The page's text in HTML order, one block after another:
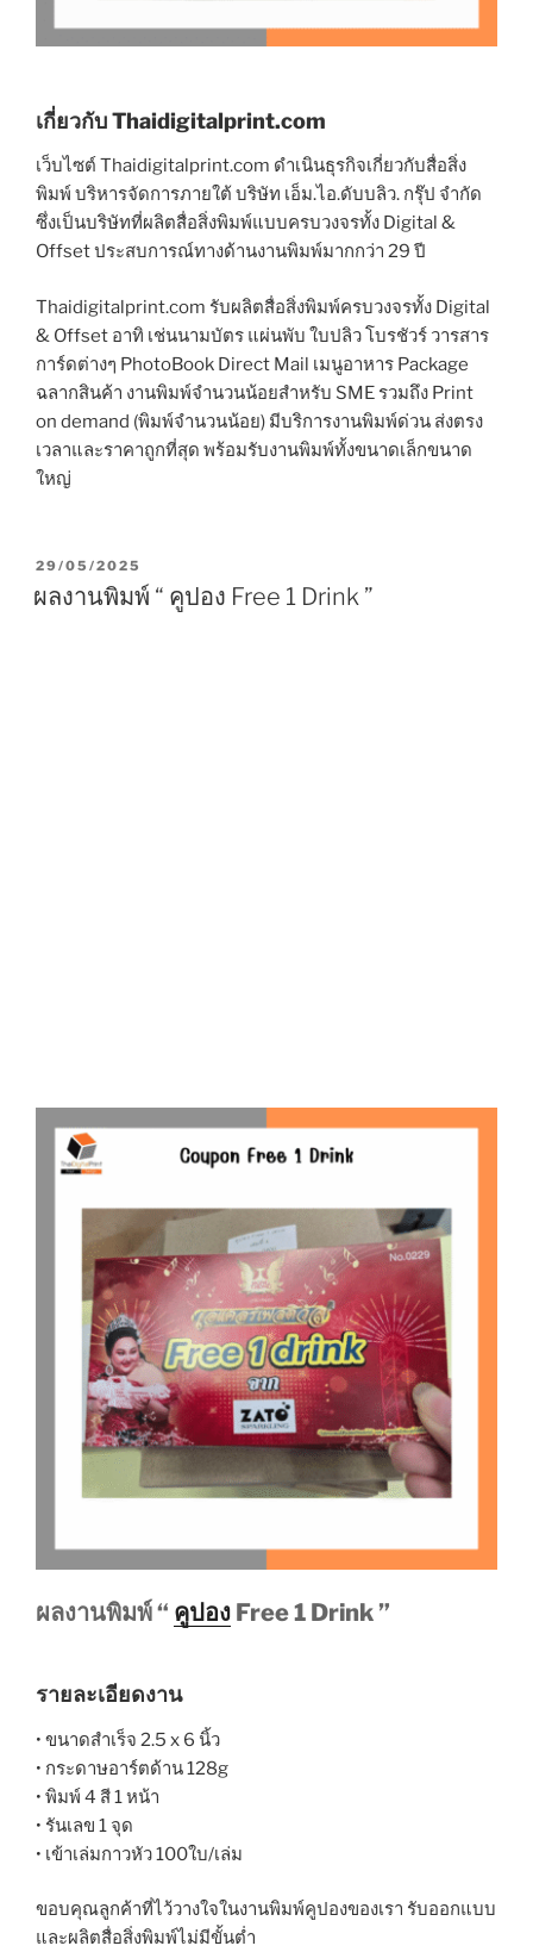
เกี่ยวกับ Thaidigitalprint.com
เว็บไซต์ Thaidigitalprint.com ดำเนินธุรกิจเกี่ยวกับสื่อสิ่ง
พิมพ์ บริหารจัดการภายใต้ บริษัท เอ็ม.ไอ.ดับบลิว. กรุ๊ป จำกัด
ซึ่งเป็นบริษัทที่ผลิตสื่อสิ่งพิมพ์แบบครบวงจรทั้ง Digital &
Offset ประสบการณ์ทางด้านงานพิมพ์มากกว่า 29 ปี
Thaidigitalprint.com รับผลิตสื่อสิ่งพิมพ์ครบวงจรทั้ง Digital
& Offset อาทิ เช่นนามบัตร แผ่นพับ ใบปลิว โบรชัวร์ วารสาร
การ์ดต่างๆ PhotoBook Direct Mail เมนูอาหาร Package
ฉลากสินค้า งานพิมพ์จำนวนน้อยสำหรับ SME รวมถึง Print
on demand (พิมพ์จำนวนน้อย) มีบริการงานพิมพ์ด่วน ส่งตรง
เวลาและราคาถูกที่สุด พร้อมรับงานพิมพ์ทั้งขนาดเล็กขนาด
ใหญ่
P
S
29/05/2025
ผลงานพิมพ์ “ คูปอง Free 1 Drink ”
ผลงานพิมพ์ “ คูปอง Free 1 Drink ”
รายละเอียดงาน
• ขนาดสำเร็จ 2.5 x 6 นิ้ว
• กระดาษอาร์ตด้าน 128g
• พิมพ์ 4 สี 1 หน้า
• รันเลข 1 จุด
• เข้าเล่มกาวหัว 100ใบ/เล่ม
ขอบคุณลูกค้าที่ไว้วางใจในงานพิมพ์คูปองของเรา รับออกแบบ
และผลิตสื่อสิ่งพิมพ์ไม่มีขั้นต่ำ